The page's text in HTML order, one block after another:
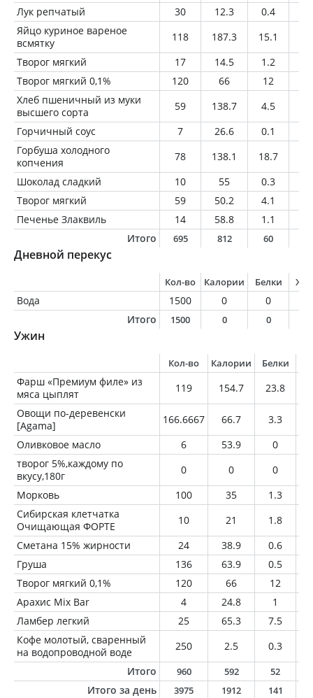
Лук репчатый
30 12.3 0.4
Яйцо куриное вареное
всмятку
118 187.3 15.1
Творог мягкий
17 14.5 1.2
Творог мягкий 0,1%
120 66 12
Хлеб пшеничный из муки
высшего сорта
59 138.7 4.5
Горчичный соус
7 26.6 0.1
Горбуша холодного
копчения
78 138.1 18.7
Шоколад сладкий
10 55 0.3
Творог мягкий
59 50.2 4.1
Печенье Злаквиль
14 58.8 1.1
Итого
695 812 60
Дневной перекус
Кол-во Калории Белки
Вода 1500 0 0
Итого
1500 0 0
Ужин
Кол-во Калории Белки
Фарш «Премиум филе» из
мяса цыплят
119 154.7
23.8
Овощи по-деревенски
[Agama]
166.6667 66.7
3.3
Оливковое масло
6 53.9
0
творог 5%,каждому по
вкусу,180г
0 0
0
Морковь
100 35 1.3
Сибирская клетчатка
Очищающая ФОРТЕ
10 21 1.8
Сметана 15% жирности
24 38.9 0.6
Груша
136 63.9 0.5
Творог мягкий 0,1%
120 66 12
Арахис Mix Bar
4 24.8 1
Ламбер легкий
25 65.3 7.5
Кофе молотый, сваренный
на водопроводной воде
250 2.5 0.3
Итого
960 592 52
Итого за день 3975 1912 141